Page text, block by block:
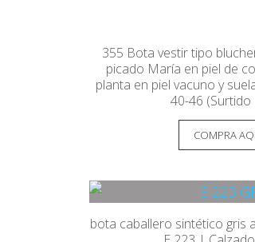
355 Bota vestir tipo
picado María en piel de
planta en piel vacuno y
40-46 (Surtido
COMPRA
bota caballero sintético gris